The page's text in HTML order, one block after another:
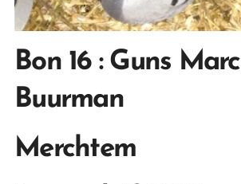
Bon 16 : Guns Marc
Buurman
Merchtem